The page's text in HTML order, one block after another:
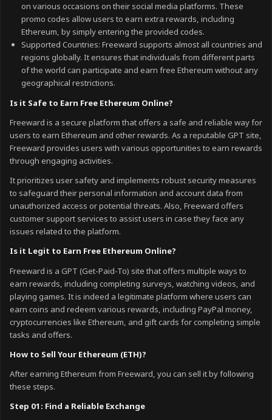
on various occasions on their social media platforms. These
promo codes allow users to earn extra rewards, including
Ethereum, by simply entering the provided codes.
Supported Countries: Freeward supports almost all countries and
regions globally. It ensures that individuals from different parts
of the world can participate and earn free Ethereum without any
geographical restrictions.
Is it Safe to Earn Free Ethereum Online?
Freeward is a secure platform that offers a safe and reliable way for
users to earn Ethereum and other rewards. As a reputable GPT site,
Freeward provides users with various opportunities to earn rewards
through engaging activities.
It prioritizes user safety and implements robust security measures
to safeguard their personal information and account data from
unauthorized access or potential threats. Also, Freeward offers
customer support services to assist users in case they face any
issues related to the platform.
Is it Legit to Earn Free Ethereum Online?
Freeward is a GPT (Get-Paid-To) site that offers multiple ways to
earn rewards, including completing surveys, watching videos, and
playing games. It is indeed a legitimate platform where users can
earn coins and redeem various rewards, including PayPal money,
cryptocurrencies like Ethereum, and gift cards for completing simple
tasks and offers.
How to Sell Your Ethereum (ETH)?
After earning Ethereum from Freeward, you can sell it by following
these steps.
Step 01: Find a Reliable Exchange